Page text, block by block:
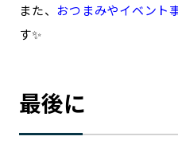
また、 おつまみやイベント
す✨
最後に